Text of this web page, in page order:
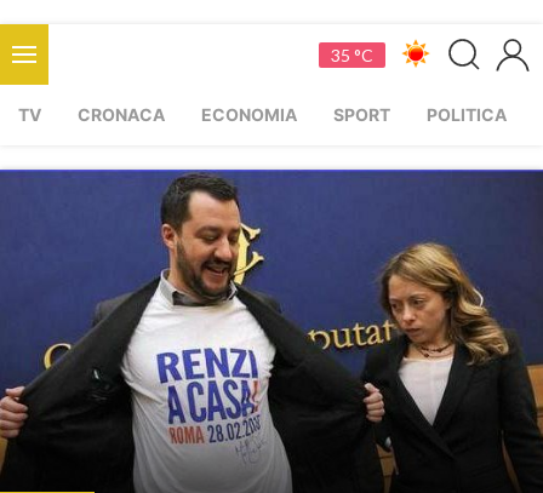
35 °C
TV CRONACA ECONOMIA SPORT POLITICA